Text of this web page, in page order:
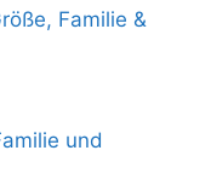
Familie &
und